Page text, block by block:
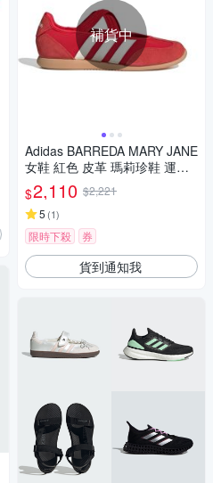
補貨中
Adidas BARREDA MARY JANE
女鞋 紅色 皮革 瑪莉珍鞋 運動
休閒鞋 HQ7398
$2,110 $2,221
5 (1)
限時下殺 券
貨到通知我